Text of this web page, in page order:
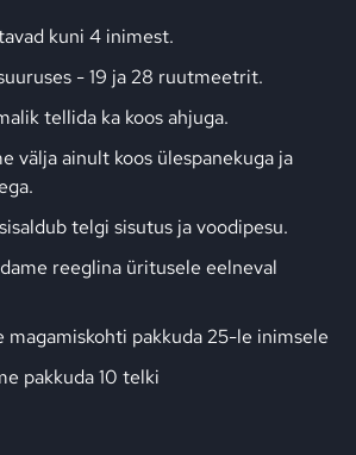
kuni 4 inimest.
- 19 ja 28 ruutmeetrit.
tellida ka koos ahjuga.
välja ainult koos ülespanekuga ja
telgi sisutus ja voodipesu.
reeglina üritusele eelneval
magamiskohti pakkuda 25-le inimsele
pakkuda 10 telki